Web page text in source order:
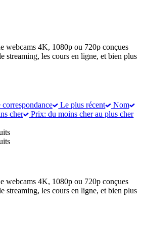
webcams 4K, 1080p ou 720p conçues
streaming, les cours en ligne, et bien plus
Le plus récent
Nom
cher
Prix: du moins cher au plus cher
webcams 4K, 1080p ou 720p conçues
streaming, les cours en ligne, et bien plus